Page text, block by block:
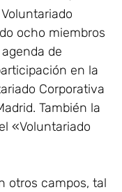
ocho miembros
de
en la
Corporativa
También la
«Voluntariado
otros campos, tal